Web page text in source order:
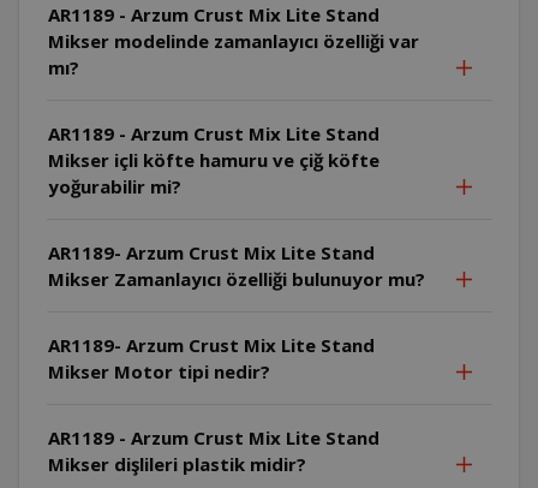
AR1189 - Arzum Crust Mix Lite Stand
Mikser modelinde zamanlayıcı özelliği var
mı?
AR1189 - Arzum Crust Mix Lite Stand
Mikser içli köfte hamuru ve çiğ köfte
yoğurabilir mi?
AR1189- Arzum Crust Mix Lite Stand
Mikser Zamanlayıcı özelliği bulunuyor mu?
AR1189- Arzum Crust Mix Lite Stand
Mikser Motor tipi nedir?
AR1189 - Arzum Crust Mix Lite Stand
Mikser dişlileri plastik midir?